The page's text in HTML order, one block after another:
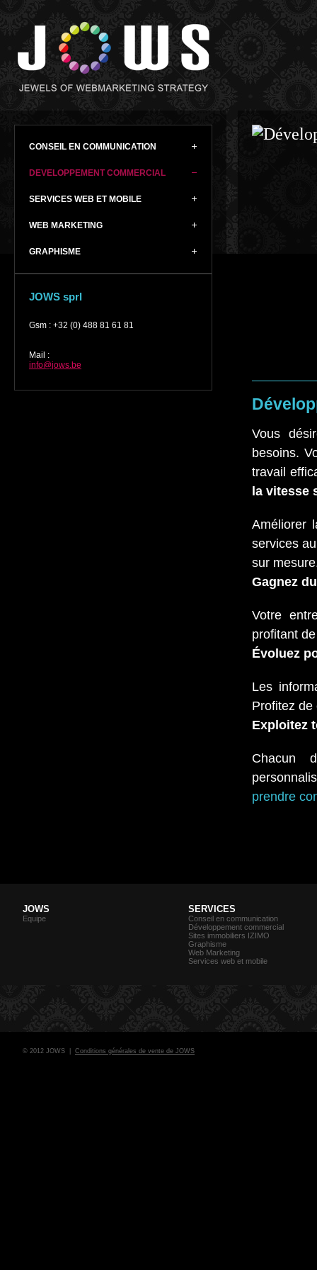
CONSEIL EN COMMUNICATION
DEVELOPPEMENT COMMERCIAL
SERVICES WEB ET MOBILE
WEB MARKETING
GRAPHISME
JOWS sprl
Gsm : +32 (0) 488 81 61 81
Mail :
info@jows.be
Vous
besoins.
travail
la vitesse
Améliorer
services
sur
Gagnez
Votre
profitant
Évoluez
Les
Profitez de
Exploitez
Chacun
prendre
JOWS
Equipe
SERVICES
Conseil en communication
Développement commercial
Sites immobiliers IZIMO
Graphisme
Web Marketing
Services web et mobile
© 2012 JOWS | Conditions générales de vente de JOWS